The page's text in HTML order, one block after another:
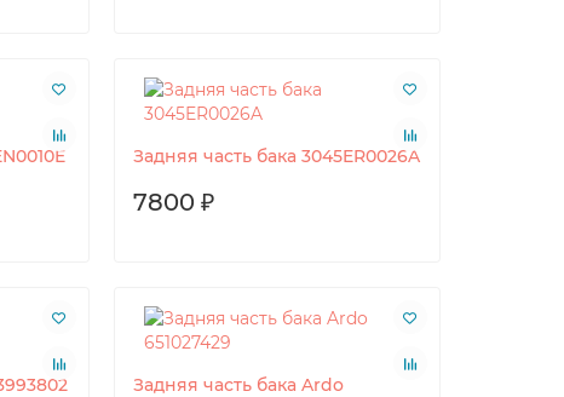
Задняя часть бака 3045ER0026A
7800 ₽
Задняя часть бака Ardo